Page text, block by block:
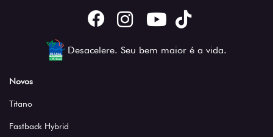
Desacelere. Seu bem maior é a vida.
Novos
Titano
Fastback Hybrid